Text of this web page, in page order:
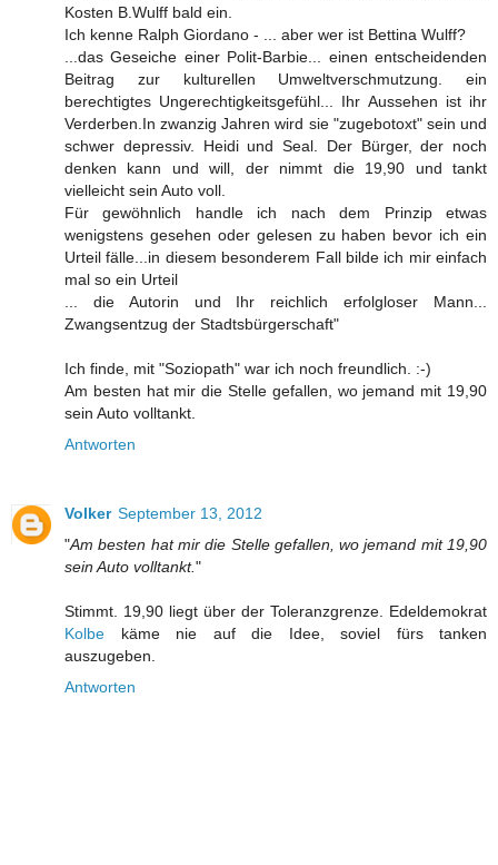
Kosten B.Wulff bald ein.
Ich kenne Ralph Giordano - ... aber wer ist Bettina Wulff?
...das Geseiche einer Polit-Barbie... einen entscheidenden
Beitrag zur kulturellen Umweltverschmutzung. ein
berechtigtes Ungerechtigkeitsgefühl... Ihr Aussehen ist ihr
Verderben.In zwanzig Jahren wird sie "zugebotoxt" sein und
schwer depressiv. Heidi und Seal. Der Bürger, der noch
denken kann und will, der nimmt die 19,90 und tankt
vielleicht sein Auto voll.
Für gewöhnlich handle ich nach dem Prinzip etwas
wenigstens gesehen oder gelesen zu haben bevor ich ein
Urteil fälle...in diesem besonderem Fall bilde ich mir einfach
mal so ein Urteil
... die Autorin und Ihr reichlich erfolgloser Mann...
Zwangsentzug der Stadtsbürgerschaft"
Ich finde, mit "Soziopath" war ich noch freundlich. :-)
Am besten hat mir die Stelle gefallen, wo jemand mit 19,90
sein Auto volltankt.
Antworten
Volker September 13, 2012
"Am besten hat mir die Stelle gefallen, wo jemand mit 19,90
sein Auto volltankt."
Stimmt. 19,90 liegt über der Toleranzgrenze. Edeldemokrat
Kolbe käme nie auf die Idee, soviel fürs tanken
auszugeben.
Antworten